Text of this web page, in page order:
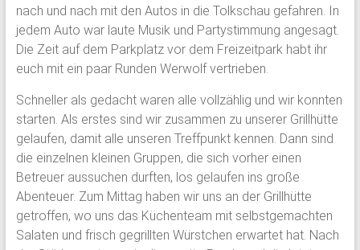
nach und nach mit den Autos in die Tolkschau gefahren. In
jedem Auto war laute Musik und Partystimmung angesagt.
Die Zeit auf dem Parkplatz vor dem Freizeitpark habt ihr
euch mit ein paar Runden Werwolf vertrieben.
Schneller als gedacht waren alle vollzählig und wir konnten
starten. Als erstes sind wir zusammen zu unserer Grillhütte
gelaufen, damit alle unseren Treffpunkt kennen. Dann sind
die einzelnen kleinen Gruppen, die sich vorher einen
Betreuer aussuchen durften, los gelaufen ins große
Abenteuer. Zum Mittag haben wir uns an der Grillhütte
getroffen, wo uns das Küchenteam mit selbstgemachten
Salaten und frisch gegrillten Würstchen erwartet hat. Nach